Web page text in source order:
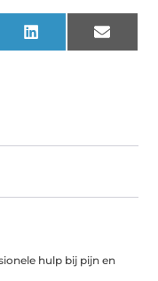
LinkedIn Email
hulp bij pijn en